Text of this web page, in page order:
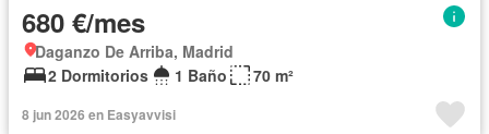
680 €/mes
Daganzo De Arriba, Madrid
2 Dormitorios
1 Baño 70 m²
8 jun 2026 en Easyavvisi